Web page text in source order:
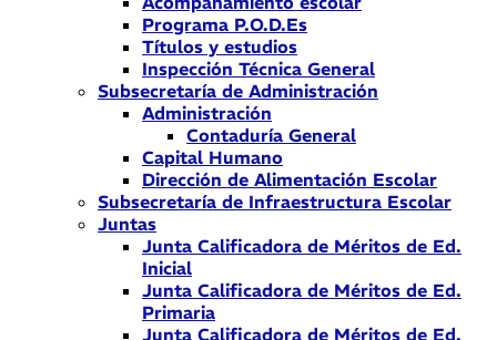
Programa P.O.D.Es
Títulos y estudios
Inspección Técnica General
Subsecretaría de Administración
Administración
Contaduría General
Capital Humano
Dirección de Alimentación Escolar
Subsecretaría de Infraestructura Escolar
Juntas
Junta Calificadora de Méritos de Ed.
Inicial
Junta Calificadora de Méritos de Ed.
Primaria
Junta Calificadora de Méritos de Ed.